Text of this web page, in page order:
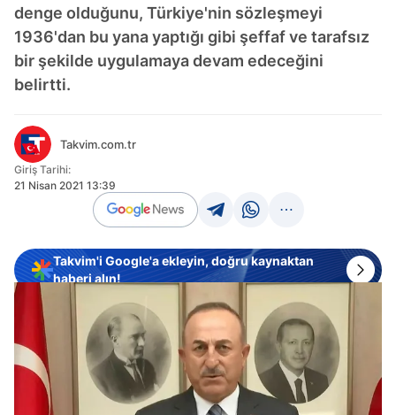
denge olduğunu, Türkiye'nin sözleşmeyi
1936'dan bu yana yaptığı gibi şeffaf ve tarafsız
bir şekilde uygulamaya devam edeceğini
belirtti.
Takvim.com.tr
Giriş Tarihi:
21 Nisan 2021 13:39
Takvim'i Google'a ekleyin, doğru kaynaktan
haberi alın!